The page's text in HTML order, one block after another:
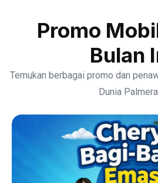
Promo
Bulan
Temukan berbagai promo dan
Dunia